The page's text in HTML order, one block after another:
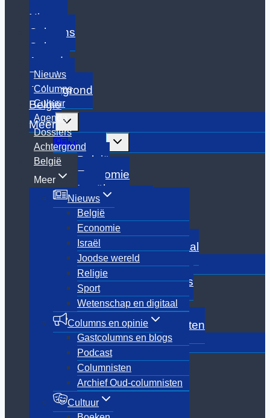
Nieuws
Columns
Cultuur
Agenda
Dossiers
Achtergrond
België
Meer
Nieuws
België
Economie
Israël
Joodse wereld
Religie
Sport
Wetenschap en digitaal
Columns en opinie
Gastcolumns en blogs
Podcast
Columnisten
Archief Oud-columnisten
Cultuur
Nieuws
Columns
Cultuur
Agenda
Dossiers
Achtergrond
België
Meer
Toggle
Nieuws
Toggle
België
Economie
Israël
Joodse wereld
Religie
Sport
Wetenschap en digitaal
Columns en opinie submenu
Gastcolumns en blogs
Podcast
Columnisten
Archief Oud-columnisten
Cultuur
Toggle
submenu
Boeken
Culinair
Film
Media